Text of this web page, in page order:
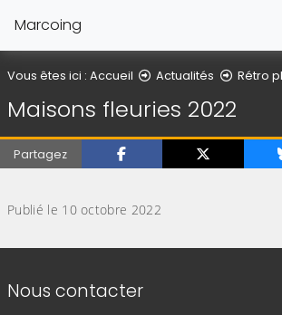
Marcoing
Vous êtes ici : Accueil Actualités Rétro
Maisons fleuries 2022
Partagez
Publié le 10 octobre 2022
Informations de contact
Nous contacter